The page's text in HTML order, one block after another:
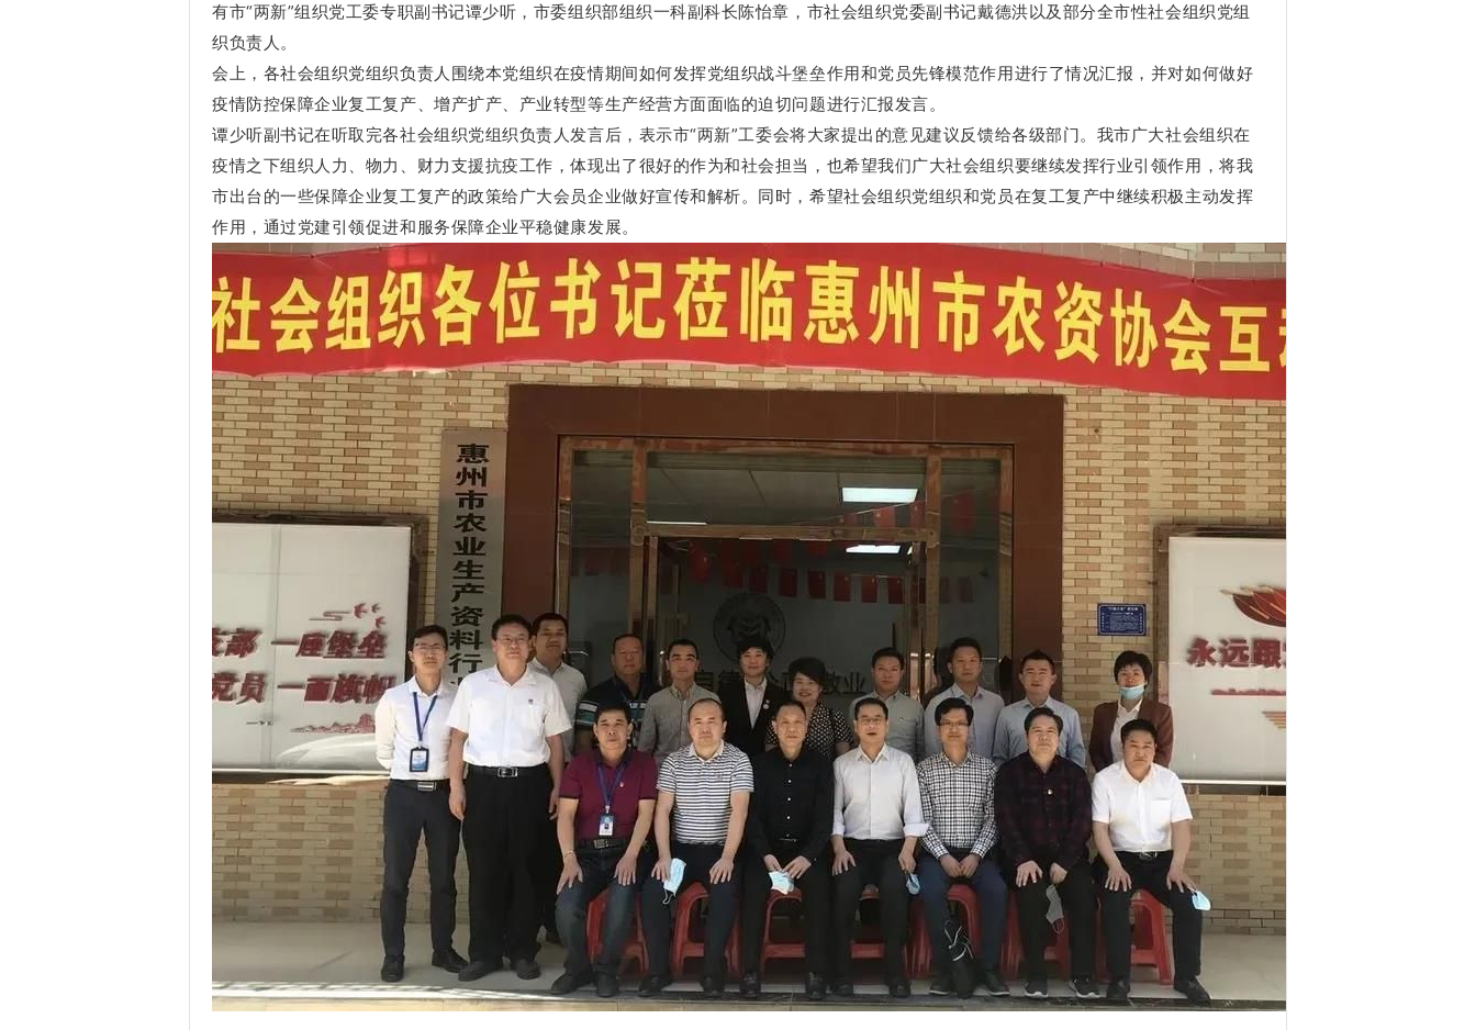
有市“两新”组织党工委专职副书记谭少听，市委组织部组织一科副科长陈怡章，市社会组织党委副书记戴德洪以及部分全市性社会组织党组
织负责人。
会上，各社会组织党组织负责人围绕本党组织在疫情期间如何发挥党组织战斗堡垒作用和党员先锋模范作用进行了情况汇报，并对如何做好
疫情防控保障企业复工复产、增产扩产、产业转型等生产经营方面面临的迫切问题进行汇报发言。
谭少听副书记在听取完各社会组织党组织负责人发言后，表示市“两新”工委会将大家提出的意见建议反馈给各级部门。我市广大社会组织在
疫情之下组织人力、物力、财力支援抗疫工作，体现出了很好的作为和社会担当，也希望我们广大社会组织要继续发挥行业引领作用，将我
市出台的一些保障企业复工复产的政策给广大会员企业做好宣传和解析。同时，希望社会组织党组织和党员在复工复产中继续积极主动发挥
作用，通过党建引领促进和服务保障企业平稳健康发展。